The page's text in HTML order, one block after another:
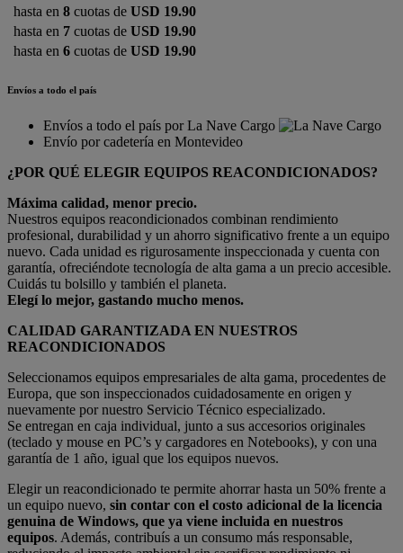
hasta en 8 cuotas de USD 19.90
hasta en 7 cuotas de USD 19.90
hasta en 6 cuotas de USD 19.90
Envíos a todo el país
Envíos a todo el país por La Nave Cargo
Envío por cadetería en Montevideo
¿POR QUÉ ELEGIR EQUIPOS REACONDICIONADOS?
Máxima calidad, menor precio.
Nuestros equipos reacondicionados combinan rendimiento
profesional, durabilidad y un ahorro significativo frente a un equipo
nuevo. Cada unidad es rigurosamente inspeccionada y cuenta con
garantía, ofreciéndote tecnología de alta gama a un precio accesible.
Cuidás tu bolsillo y también el planeta.
Elegí lo mejor, gastando mucho menos.
CALIDAD GARANTIZADA EN NUESTROS
REACONDICIONADOS
Seleccionamos equipos empresariales de alta gama, procedentes de
Europa, que son inspeccionados cuidadosamente en origen y
nuevamente por nuestro Servicio Técnico especializado.
Se entregan en caja individual, junto a sus accesorios originales
(teclado y mouse en PC’s y cargadores en Notebooks), y con una
garantía de 1 año, igual que los equipos nuevos.
Elegir un reacondicionado te permite ahorrar hasta un 50% frente a
un equipo nuevo, sin contar con el costo adicional de la licencia
genuina de Windows, que ya viene incluida en nuestros
equipos. Además, contribuís a un consumo más responsable,